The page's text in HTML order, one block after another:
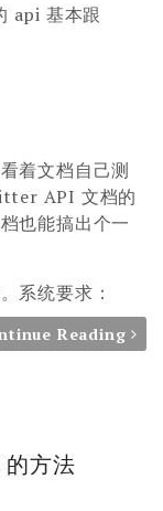
api 基本跟
着文档自己测
API 文档的
也能搞出个一
系统要求：
Reading
方法